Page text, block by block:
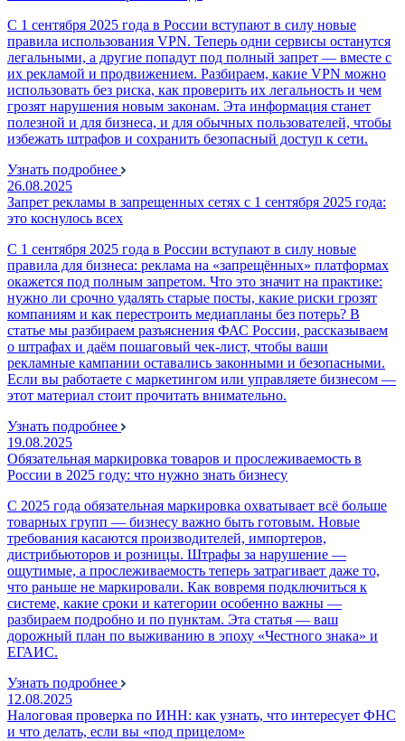
С 1 сентября 2025 года в России вступают в силу новые
правила использования VPN. Теперь одни сервисы останутся
легальными, а другие попадут под полный запрет — вместе с
их рекламой и продвижением. Разбираем, какие VPN можно
использовать без риска, как проверить их легальность и чем
грозят нарушения новым законам. Эта информация станет
полезной и для бизнеса, и для обычных пользователей, чтобы
избежать штрафов и сохранить безопасный доступ к сети.
Узнать подробнее
26.08.2025
Запрет рекламы в запрещенных сетях с 1 сентября 2025 года:
это коснулось всех
С 1 сентября 2025 года в России вступают в силу новые
правила для бизнеса: реклама на «запрещённых» платформах
окажется под полным запретом. Что это значит на практике:
нужно ли срочно удалять старые посты, какие риски грозят
компаниям и как перестроить медиапланы без потерь? В
статье мы разбираем разъяснения ФАС России, рассказываем
о штрафах и даём пошаговый чек-лист, чтобы ваши
рекламные кампании оставались законными и безопасными.
Если вы работаете с маркетингом или управляете бизнесом —
этот материал стоит прочитать внимательно.
Узнать подробнее
19.08.2025
Обязательная маркировка товаров и прослеживаемость в
России в 2025 году: что нужно знать бизнесу
С 2025 года обязательная маркировка охватывает всё больше
товарных групп — бизнесу важно быть готовым. Новые
требования касаются производителей, импортеров,
дистрибьюторов и розницы. Штрафы за нарушение —
ощутимые, а прослеживаемость теперь затрагивает даже то,
что раньше не маркировали. Как вовремя подключиться к
системе, какие сроки и категории особенно важны —
разбираем подробно и по пунктам. Эта статья — ваш
дорожный план по выживанию в эпоху «Честного знака» и
ЕГАИС.
Узнать подробнее
12.08.2025
Налоговая проверка по ИНН: как узнать, что интересует ФНС
и что делать, если вы «под прицелом»